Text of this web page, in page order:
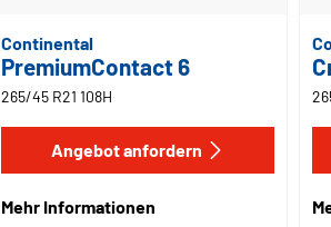
Continental
PremiumContact 6
265/45 R21 108H
Angebot anfordern
Mehr Informationen